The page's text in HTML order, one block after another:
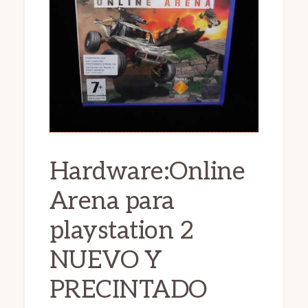
Hardware:Online
Arena para
playstation 2
NUEVO Y
PRECINTADO